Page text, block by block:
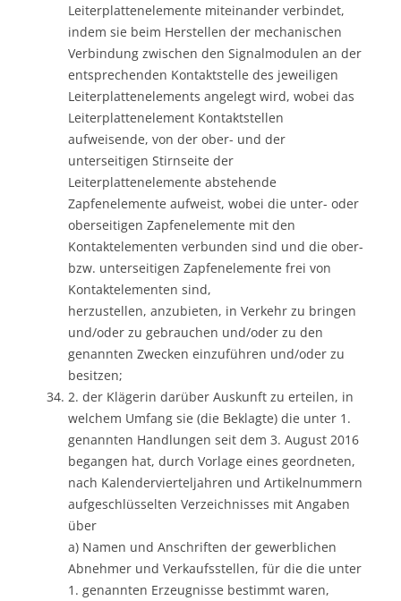
Leiterplattenelemente miteinander verbindet,
indem sie beim Herstellen der mechanischen
Verbindung zwischen den Signalmodulen an der
entsprechenden Kontaktstelle des jeweiligen
Leiterplattenelements angelegt wird, wobei das
Leiterplattenelement Kontaktstellen
aufweisende, von der ober- und der
unterseitigen Stirnseite der
Leiterplattenelemente abstehende
Zapfenelemente aufweist, wobei die unter- oder
oberseitigen Zapfenelemente mit den
Kontaktelementen verbunden sind und die ober-
bzw. unterseitigen Zapfenelemente frei von
Kontaktelementen sind,
herzustellen, anzubieten, in Verkehr zu bringen
und/oder zu gebrauchen und/oder zu den
genannten Zwecken einzuführen und/oder zu
besitzen;
2. der Klägerin darüber Auskunft zu erteilen, in
welchem Umfang sie (die Beklagte) die unter 1.
genannten Handlungen seit dem 3. August 2016
begangen hat, durch Vorlage eines geordneten,
nach Kalendervierteljahren und Artikelnummern
aufgeschlüsselten Verzeichnisses mit Angaben
über
a) Namen und Anschriften der gewerblichen
Abnehmer und Verkaufsstellen, für die die unter
1. genannten Erzeugnisse bestimmt waren,